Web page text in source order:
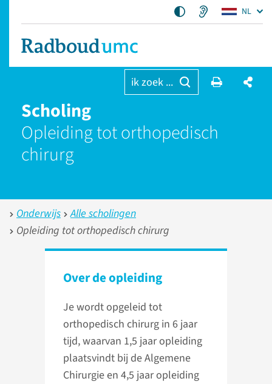
NL
ik zoek ...
Scholing
Opleiding tot orthopedisch
chirurg
Onderwijs
Alle scholingen
Opleiding tot orthopedisch chirurg
Over de opleiding
Je wordt opgeleid tot
orthopedisch chirurg in 6 jaar
tijd, waarvan 1,5 jaar opleiding
plaatsvindt bij de Algemene
Chirurgie en 4,5 jaar opleiding